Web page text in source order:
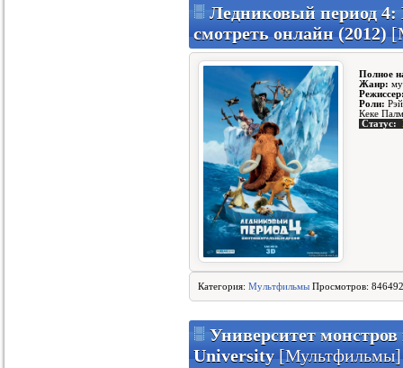
Ледниковый период
смотреть онлайн (2012)
Полное
Жанр:
Роли:
Кеке
Статус:
Категория: Мультфильмы Просмотров:
Университет
University[Мультфильмы]